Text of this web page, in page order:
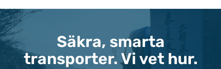
Säkra, smarta
transporter. Vi vet hur.